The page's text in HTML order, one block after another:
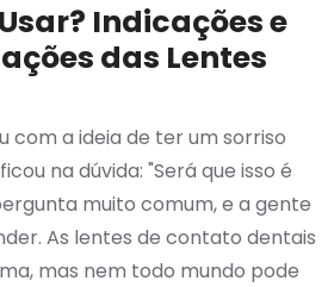
Indicações e
das Lentes
com a ideia de ter um sorriso
na dúvida: "Será que isso é
muito comum, e a gente
As lentes de contato dentais
mas nem todo mundo pode